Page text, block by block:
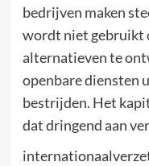
bedrijven maken
wordt niet gebruikt
alternatieven te
openbare diensten
bestrijden. Het
dat dringend aan